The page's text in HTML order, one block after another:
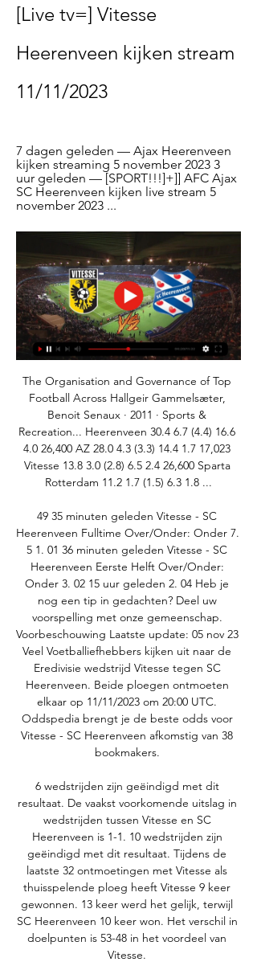
[Live tv=] Vitesse
Heerenveen kijken stream
11/11/2023
7 dagen geleden — Ajax Heerenveen
kijken streaming 5 november 2023 3
uur geleden — [SPORT!!!]+]] AFC Ajax
SC Heerenveen kijken live stream 5
november 2023 ...
The Organisation and Governance of Top
Football Across Hallgeir Gammelsæter,
‎Benoit Senaux · 2011 · ‎Sports &
Recreation... Heerenveen 30.4 6.7 (4.4) 16.6
4.0 26,400 AZ 28.0 4.3 (3.3) 14.4 1.7 17,023
Vitesse 13.8 3.0 (2.8) 6.5 2.4 26,600 Sparta
Rotterdam 11.2 1.7 (1.5) 6.3 1.8 ...
49 35 minuten geleden Vitesse - SC
Heerenveen Fulltime Over/Onder: Onder 7.
5 1. 01 36 minuten geleden Vitesse - SC
Heerenveen Eerste Helft Over/Onder:
Onder 3. 02 15 uur geleden 2. 04 Heb je
nog een tip in gedachten? Deel uw
voorspelling met onze gemeenschap.
Voorbeschouwing Laatste update: 05 nov 23
Veel Voetballiefhebbers kijken uit naar de
Eredivisie wedstrijd Vitesse tegen SC
Heerenveen. Beide ploegen ontmoeten
elkaar op 11/11/2023 om 20:00 UTC.
Oddspedia brengt je de beste odds voor
Vitesse - SC Heerenveen afkomstig van 38
bookmakers.
6 wedstrijden zijn geëindigd met dit
resultaat. De vaakst voorkomende uitslag in
wedstrijden tussen Vitesse en SC
Heerenveen is 1-1. 10 wedstrijden zijn
geëindigd met dit resultaat. Tijdens de
laatste 32 ontmoetingen met Vitesse als
thuisspelende ploeg heeft Vitesse 9 keer
gewonnen. 13 keer werd het gelijk, terwijl
SC Heerenveen 10 keer won. Het verschil in
doelpunten is 53-48 in het voordeel van
Vitesse.